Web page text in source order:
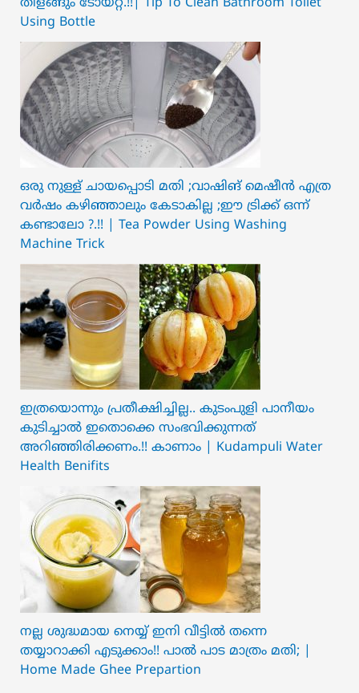
Using Bottle
ഒരു നുള്ള് ചായപ്പൊടി മതി ;വാഷിങ് മെഷീൻ എത്ര
വർഷം കഴിഞ്ഞാലും കേടാകില്ല ;ഈ ട്രിക്ക് ഒന്ന്
കണ്ടാലോ ?.!! | Tea Powder Using Washing
Machine Trick
ഇത്രയൊന്നും പ്രതീക്ഷിച്ചില്ല.. ക‍ു‌ടംപുളി പാനീയം
കുടിച്ചാൽ ഇതൊക്കെ സംഭവിക്കുന്നത്
അറിഞ്ഞിരിക്കണം.!! കാണാം | Kudampuli Water
Health Benifits
നല്ല ശുദ്ധമായ നെയ്യ് ഇനി വീട്ടിൽ തന്നെ
തയ്യാറാക്കി എടുക്കാം!! പാൽ പാട മാത്രം മതി; |
Home Made Ghee Prepartion